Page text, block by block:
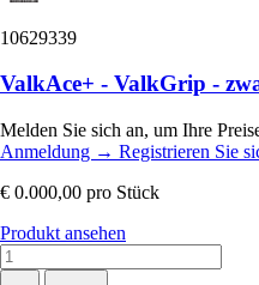
10629339
ValkAce+ - ValkGrip -
Melden Sie sich an, um Ihre
Anmeldung → Registrieren Sie
€ 0.000,00 pro Stück
Produkt ansehen